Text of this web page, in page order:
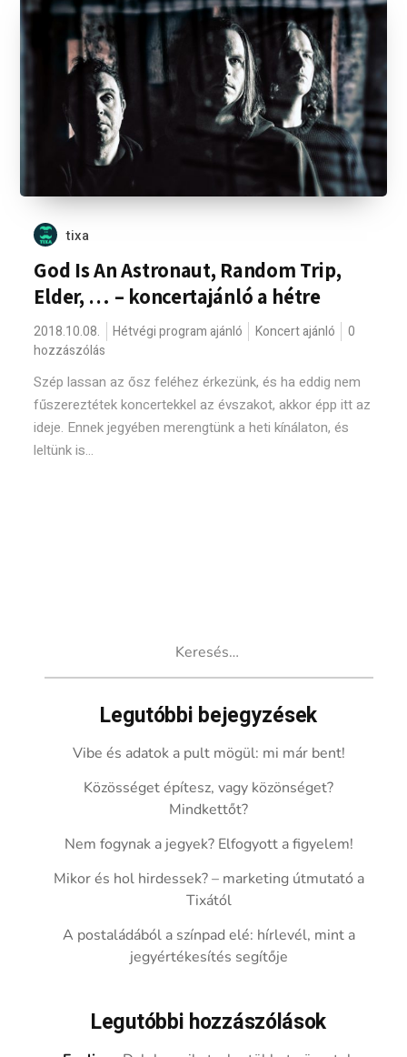
tixa
God Is An Astronaut, Random Trip,
Elder, … – koncertajánló a hétre
2018.10.08. Hétvégi program ajánló Koncert ajánló
0
hozzászólás
Szép lassan az ősz feléhez érkezünk, és ha eddig nem
fűszereztétek koncertekkel az évszakot, akkor épp itt az
ideje. Ennek jegyében merengtünk a heti kínálaton, és
leltünk is...
Legutóbbi bejegyzések
Vibe és adatok a pult mögül: mi már bent!
Közösséget építesz, vagy közönséget?
Mindkettőt?
Nem fogynak a jegyek? Elfogyott a figyelem!
Mikor és hol hirdessek? – marketing útmutató a
Tixától
A postaládából a színpad elé: hírlevél, mint a
jegyértékesítés segítője
Legutóbbi hozzászólások